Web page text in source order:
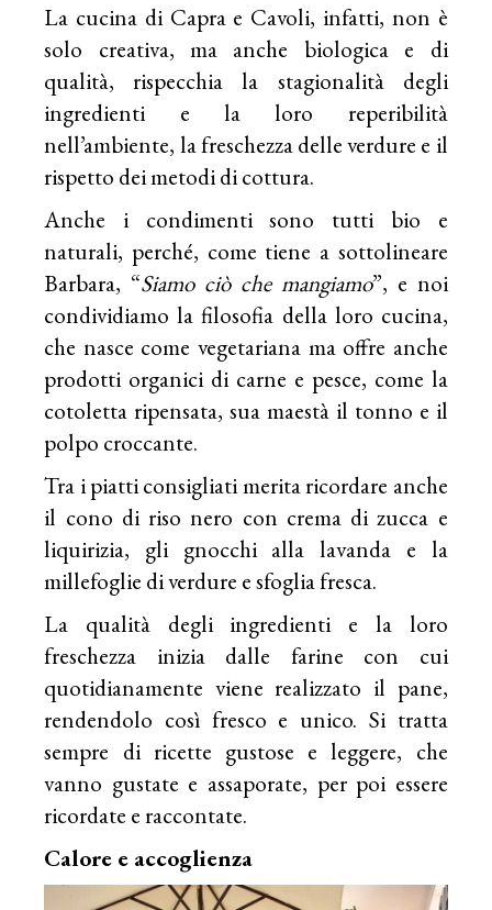
La cucina di Capra e Cavoli, infatti, non è
solo creativa, ma anche biologica e di
qualità, rispecchia la stagionalità degli
ingredienti e la loro reperibilità
nell’ambiente, la freschezza delle verdure e il
rispetto dei metodi di cottura.
Anche i condimenti sono tutti bio e
naturali, perché, come tiene a sottolineare
Barbara, “Siamo ciò che mangiamo”, e noi
condividiamo la filosofia della loro cucina,
che nasce come vegetariana ma offre anche
prodotti organici di carne e pesce, come la
cotoletta ripensata, sua maestà il tonno e il
polpo croccante.
Tra i piatti consigliati merita ricordare anche
il cono di riso nero con crema di zucca e
liquirizia, gli gnocchi alla lavanda e la
millefoglie di verdure e sfoglia fresca.
La qualità degli ingredienti e la loro
freschezza inizia dalle farine con cui
quotidianamente viene realizzato il pane,
rendendolo così fresco e unico. Si tratta
sempre di ricette gustose e leggere, che
vanno gustate e assaporate, per poi essere
ricordate e raccontate.
Calore e accoglienza